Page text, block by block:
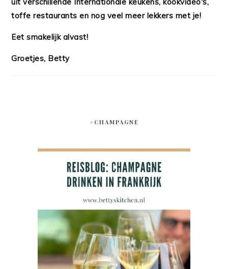
toffe restaurants en nog veel meer lekkers met je!
Eet smakelijk alvast!
Groetjes, Betty
#CHAMPAGNE